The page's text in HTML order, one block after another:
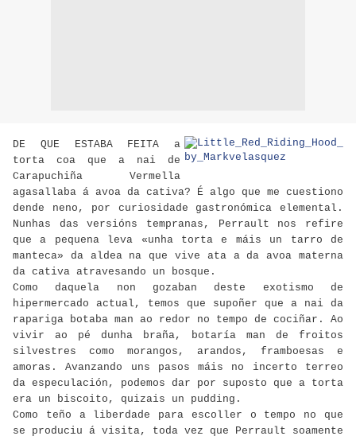
DE QUE ESTABA FEITA a
torta coa que a nai de
Carapuchiña Vermella
agasallaba á avoa da cativa? É algo que me cuestiono
dende neno, por curiosidade gastronómica elemental.
Nunhas das versións tempranas, Perrault nos refire
que a pequena leva «unha torta e máis un tarro de
manteca» da aldea na que vive ata a da avoa materna
da cativa atravesando un bosque.
Como daquela non gozaban deste exotismo de
hipermercado actual, temos que supoñer que a nai da
rapariga botaba man ao redor no tempo de cociñar. Ao
vivir ao pé dunha braña, botaría man de froitos
silvestres como morangos, arandos, framboesas e
amoras. Avanzando uns pasos máis no incerto terreo
da especulación, podemos dar por suposto que a torta
era un biscoito, quizais un pudding.
Como teño a liberdade para escoller o tempo no que
se produciu á visita, toda vez que Perrault soamente